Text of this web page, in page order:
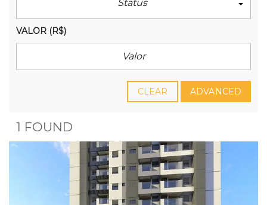
Status
VALOR (R$)
CLEAR ADVANCED
1 FOUND